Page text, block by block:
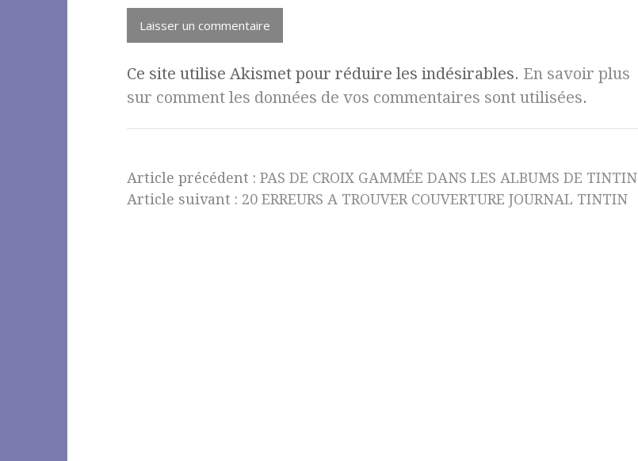
Ce site utilise Akismet pour réduire les indésirables. En savoir plus
sur comment les données de vos commentaires sont utilisées.
Article précédent : PAS DE CROIX GAMMÉE DANS LES ALBUMS DE TINTIN
Article suivant : 20 ERREURS A TROUVER COUVERTURE JOURNAL TINTIN